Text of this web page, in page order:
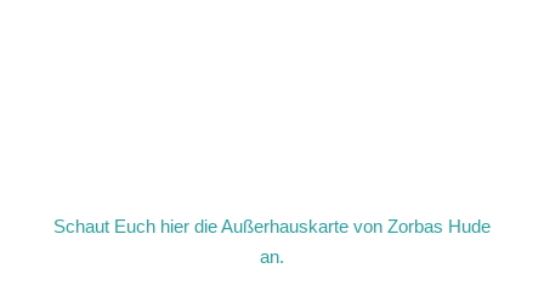
Schaut Euch hier die Außerhauskarte von Zorbas Hude
an.